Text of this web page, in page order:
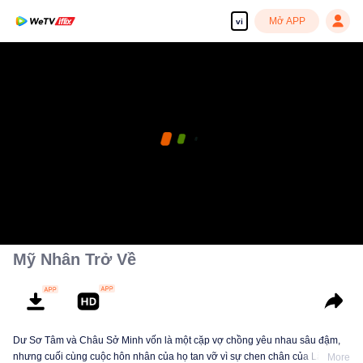
vi Mở APP
Mỹ Nhân Trở Về
Dư Sơ Tâm và Châu Sở Minh vốn là một cặp vợ chồng yêu nhau sâu đậm,
nhưng cuối cùng cuộc hôn nhân của họ tan vỡ vì sự chen chân của LâmMore